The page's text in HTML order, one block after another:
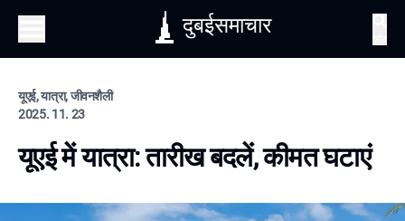
दुबईसमाचार
यूएई, यात्रा, जीवनशैली
2025. 11. 23
यूएई में यात्रा: तारीख बदलें, कीमत घटाएं